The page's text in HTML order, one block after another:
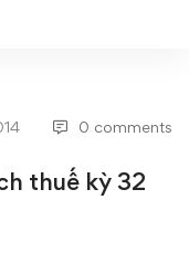
0 comments
thuế kỳ 32